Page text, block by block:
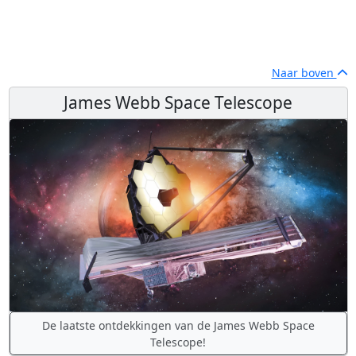
Naar boven
James Webb Space Telescope
De laatste ontdekkingen van de James Webb Space
Telescope!